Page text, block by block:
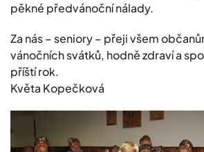
pěkné předvánoční nálady.
Za nás – seniory – přeji všem
vánočních svátků, hodně zdraví a
příští rok.
Květa Kopečková